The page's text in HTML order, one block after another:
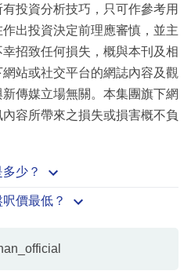
投資分析技巧，只可作參考用
出投資決定前理應審慎，並主
招致任何損失，概與本刊及相
站或社交平台的網誌內容及觀
傳媒立場無關。本集團旗下網
容所帶來之損失或損害概不負
少？
價最低？